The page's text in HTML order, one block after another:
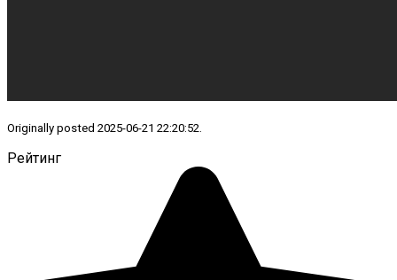
Originally posted 2025-06-21 22:20:52.
Рейтинг